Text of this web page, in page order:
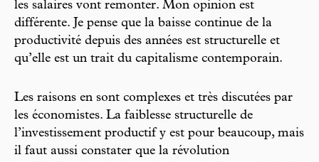
les salaires vont remonter. Mon opinion est
différente. Je pense que la baisse continue de la
productivité depuis des années est structurelle et
qu’elle est un trait du capitalisme contemporain.
Les raisons en sont complexes et très discutées par
les économistes. La faiblesse structurelle de
l’investissement productif y est pour beaucoup, mais
il faut aussi constater que la révolution